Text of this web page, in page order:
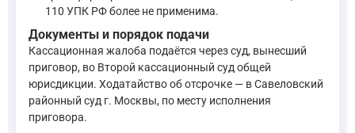
Лицу, отбывающему содержание в дисциплинарной
2. Неотбытая часть наказания может быть заменена
—Уголовный кодекс Российской Федерации, ст. 80
110 УПК РФ более не применима.
Документы и порядок подачи
Кассационная жалоба подаётся через суд, вынесший
приговор, во Второй кассационный суд общей
юрисдикции. Ходатайство об отсрочке — в Савеловский
районный суд г. Москвы, по месту исполнения
приговора.